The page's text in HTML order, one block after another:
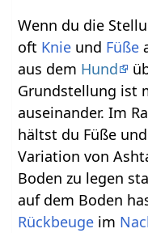
Wenn du die
oft Knie und Füße
aus dem Hund
Grundstellung ist
auseinander. Im
hältst du Füße
Variation von
Boden zu legen
auf dem Boden
Rückbeuge im